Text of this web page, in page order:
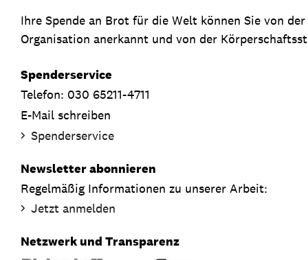
Ihre Spende an Brot für die Welt können Sie von
Organisation anerkannt und von der
Spenderservice
Telefon: 030 65211-4711
E-Mail schreiben
Spenderservice
Newsletter abonnieren
Regelmäßig Informationen zu unserer Arbeit:
Jetzt anmelden
Netzwerk und Transparenz